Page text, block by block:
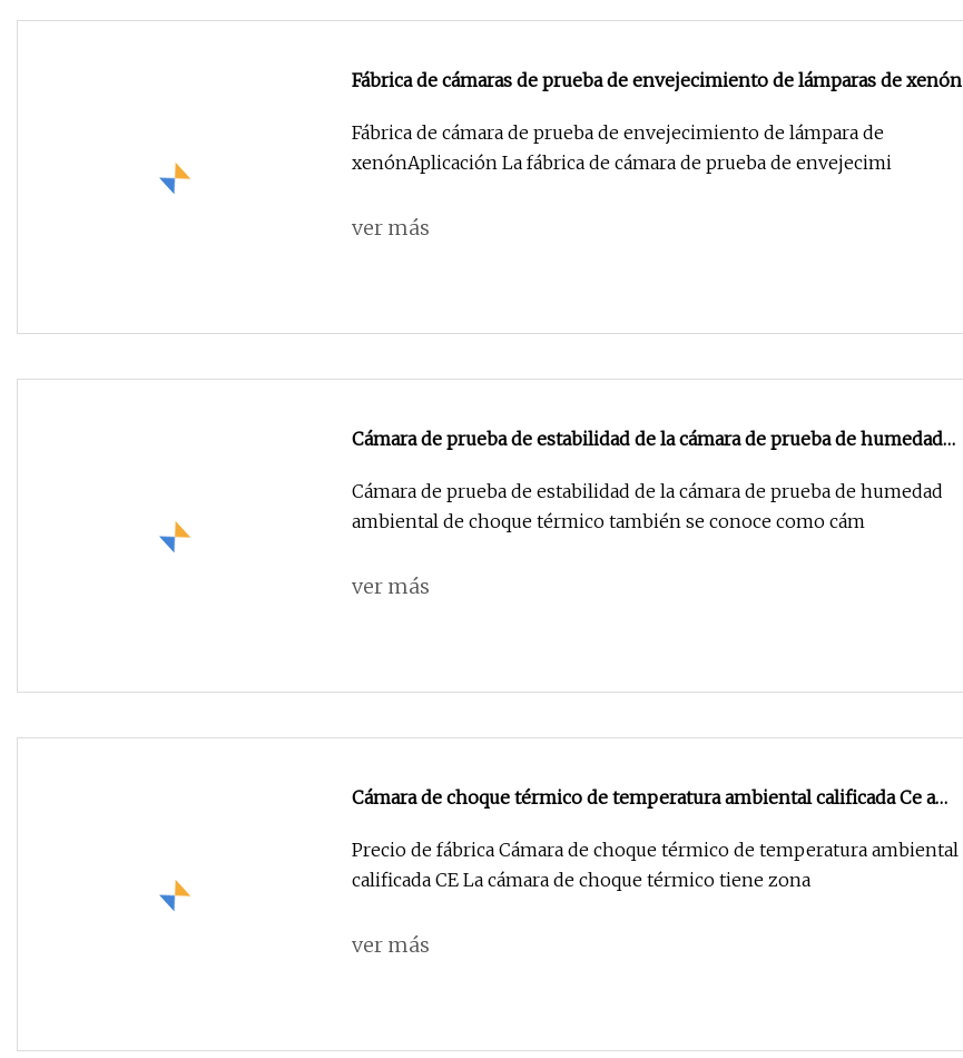
Fábrica de cámaras de prueba de envejecimiento de lámparas de xenón
Fábrica de cámara de prueba de envejecimiento de lámpara de
xenónAplicación La fábrica de cámara de prueba de envejecimi
ver más
Cámara de prueba de estabilidad de la cámara de prueba de humedad
Cámara de prueba de estabilidad de la cámara de prueba de humedad
ambiental de choque térmico también se conoce como cám
ver más
Cámara de choque térmico de temperatura ambiental calificada Ce a
Precio de fábrica Cámara de choque térmico de temperatura ambiental
calificada CE La cámara de choque térmico tiene zona
ver más